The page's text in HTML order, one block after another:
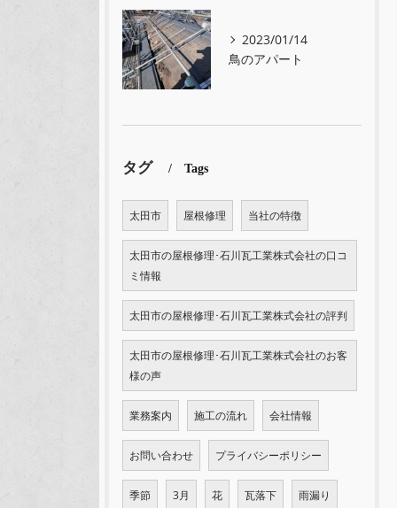
2023/01/14
鳥のアパート
タグ Tags
太田市 屋根修理 当社の特徴
太田市の屋根修理･石川瓦工業株式会社の口コ
ミ情報
太田市の屋根修理･石川瓦工業株式会社の評判
太田市の屋根修理･石川瓦工業株式会社のお客
様の声
業務案内 施工の流れ 会社情報
お問い合わせ プライバシーポリシー
季節 3月 花 瓦落下 雨漏り